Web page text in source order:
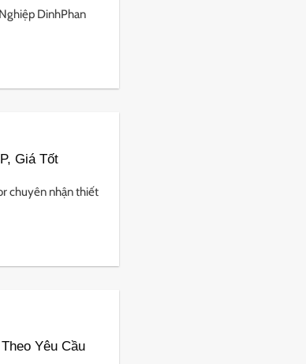
DinhPhan
Giá Tốt
chuyên nhận thiết
Yêu Cầu